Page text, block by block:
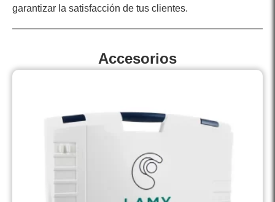
garantizar la satisfacción de tus clientes.
Accesorios